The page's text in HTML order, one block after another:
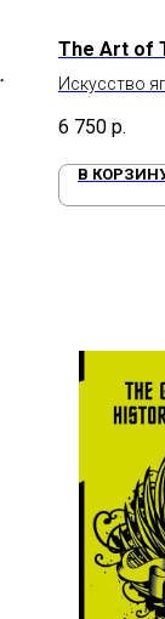
The Art of
Искусство
6 750 р.
В